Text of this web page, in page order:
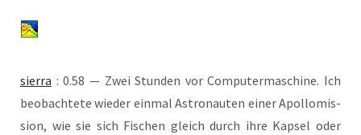
sier­ra : 0.58 — Zwei Stun­den vor Com­pu­ter­ma­schi­ne. Ich
beob­ach­te­te wie­der ein­mal Astro­nau­ten einer Apol­lo­mis­
si­on, wie sie sich Fischen gleich durch ihre Kap­sel oder